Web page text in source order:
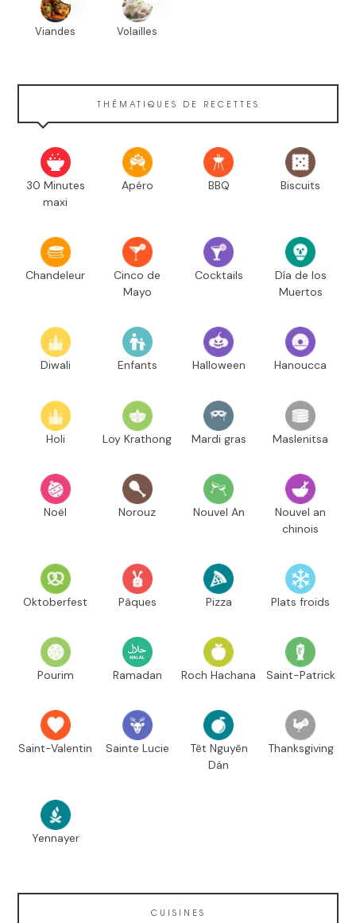
Viandes Volailles
THÉMATIQUES DE RECETTES
30 Minutes
maxi
Apéro BBQ Biscuits
Chandeleur
Cinco de
Mayo
Cocktails
Día de los
Muertos
Diwali Enfants Halloween Hanoucca
Holi Loy Krathong Mardi gras Maslenitsa
Noël Norouz Nouvel An
Nouvel an
chinois
Oktoberfest Pâques Pizza Plats froids
Pourim Ramadan Roch Hachana Saint-Patrick
Saint-Valentin Sainte Lucie
Têt Nguyên
Dán
Thanksgiving
Yennayer
CUISINES